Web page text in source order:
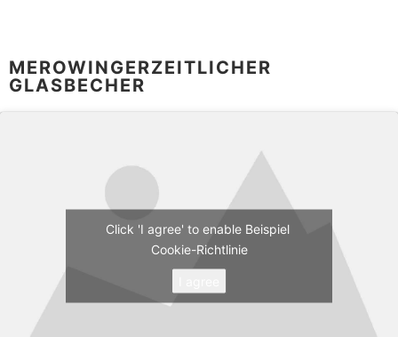
MEROWINGERZEITLICHER
GLASBECHER
Click 'I agree' to enable Beispiel
Cookie-Richtlinie